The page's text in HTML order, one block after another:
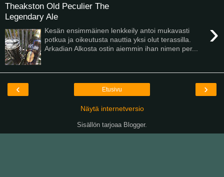
Theakston Old Peculier The
Legendary Ale
›
Kesän ensimmäinen lenkkeily antoi mukavasti
potkua ja oikeutusta nauttia yksi olut terassilla.
Arkadian Alkosta ostin aiemmin ihan nimen per...
‹ ›
Etusivu
Näytä internetversio
Sisällön tarjoaa Blogger.